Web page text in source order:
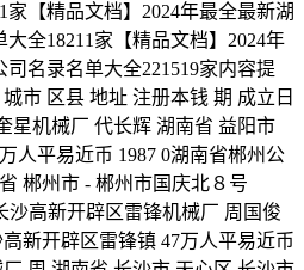
【精品文档】2024年最全最新湖
全18211家【精品文档】2024年
名录名单大全221519家内容提
市 区县 地址 注册本钱 期 成立日
星机械厂 代长辉 湖南省 益阳市
人平易近币 1987 0湖南省郴州公
郴州市 - 郴州市国庆北８号
沙高新开辟区雷锋机械厂 周国俊
新开辟区雷锋镇 47万人平易近币